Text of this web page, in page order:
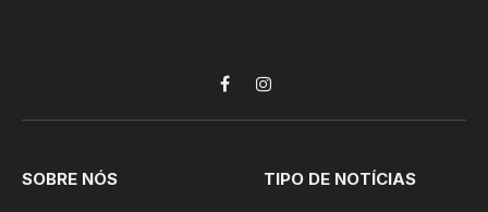
FacebookInstagram
SOBRE NÓS TIPO DE NOTÍCIAS